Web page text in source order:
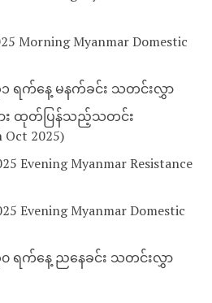
Morning Myanmar Domestic
ရက်နေ့ မနက်ခင်း သတင်းလွှာ
ျား ထုတ်ပြန်သည့်သတင်း
2025)
Evening Myanmar Resistance
Evening Myanmar Domestic
ရက်နေ့ ညနေခင်း သတင်းလွှာ